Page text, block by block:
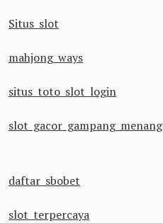
Situs slot
mahjong ways
situs toto slot login
slot gacor gampang menang
daftar sbobet
slot terpercaya